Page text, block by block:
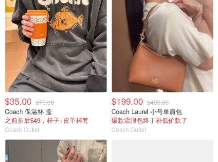
$35.00 $70.00
Coach 保温杯 盖
之前折后$49，杯子+皮革杯套
Coach Outlet
$199.00 $400.00
Coach Laurel 小号单肩包
爆款流浪包终于补低价款了
Coach Outlet